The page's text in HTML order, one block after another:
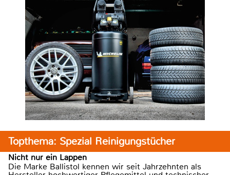
Topthema: Spezial Reinigungstücher
Nicht nur ein Lappen
Die Marke Ballistol kennen wir seit Jahrzehnten als